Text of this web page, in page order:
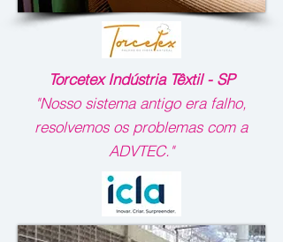
Torcetex Indústria Têxtil - SP
"Nosso sistema antigo era falho,
resolvemos os problemas com a
ADVTEC."